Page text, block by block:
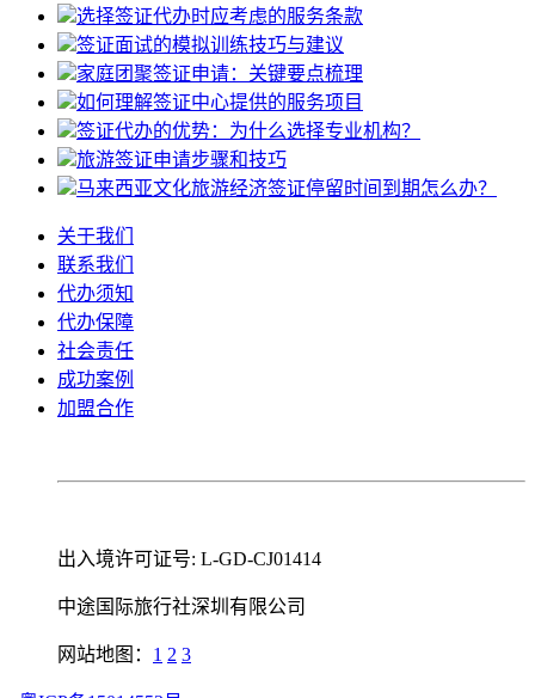
选择签证代办时应考虑的服务条款
签证面试的模拟训练技巧与建议
家庭团聚签证申请：关键要点梳理
如何理解签证中心提供的服务项目
签证代办的优势：为什么选择专业机构？
旅游签证申请步骤和技巧
马来西亚文化旅游经济签证停留时间到期怎么办？
关于我们
联系我们
代办须知
代办保障
社会责任
成功案例
加盟合作
出入境许可证号: L-GD-CJ01414
中途国际旅行社深圳有限公司
网站地图： 1 2 3